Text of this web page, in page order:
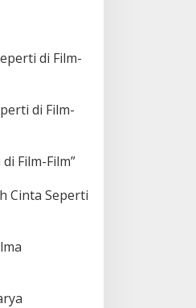
di Film-
di Film-
Film-Film”
Cinta Seperti